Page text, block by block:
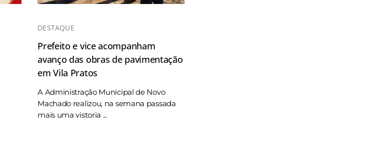
DESTAQUE
Prefeito e vice acompanham
avanço das obras de pavimentação
em Vila Pratos
A Administração Municipal de Novo
Machado realizou, na semana passada
mais uma vistoria ...